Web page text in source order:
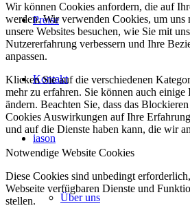
Preise
Kontakt
iason
Über uns
Wir können Cookies anfordern, die auf
werden. Wir verwenden Cookies, um uns
unsere Websites besuchen, wie Sie mit
Nutzererfahrung verbessern und Ihre
anpassen.
Klicken Sie auf die verschiedenen
mehr zu erfahren. Sie können auch einige
ändern. Beachten Sie, dass das
Cookies Auswirkungen auf Ihre
und auf die Dienste haben kann, die wir
Notwendige Website Cookies
Diese Cookies sind unbedingt
Webseite verfügbaren Dienste und
stellen.